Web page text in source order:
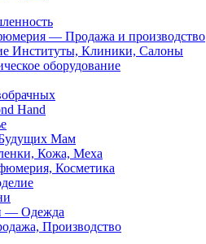
— Продажа и производство
Институты, Клиники, Салоны
оборудование
Hand
Мам
Кожа, Меха
Косметика
— Одежда
Производство